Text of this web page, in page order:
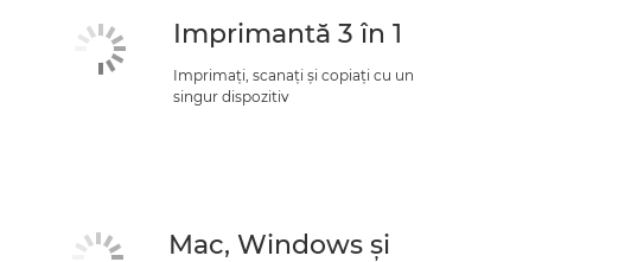
Imprimantă 3 în 1
Imprimaţi, scanaţi şi copiaţi cu un
singur dispozitiv
Mac, Windows şi